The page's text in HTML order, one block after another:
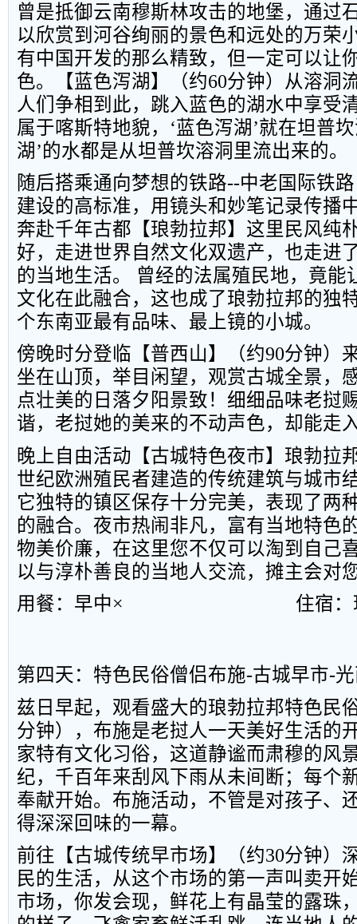
曾是抵御云南穆斯林攻击的地堡，通过
以欣赏到河谷绚丽的景色和远处的万荣
有中国开发的那么精致，但一定可以让
色。【蓝色泻湖】（约60分钟）从溶洞
人们争相到此，跳入蓝色的湖水中享受
属于喀斯特地貌，‘蓝色泻湖’就在坦普
湖’的水都是从坦普坎溶洞里流出来的。
随后搭乘通向梦想的铁路--中老国际铁
建设的高标准，用镜头和妙笔记录传播
奔赴千年古都【琅勃拉邦】这里民风纯
好，走进世界自然文化双遗产，也走进
的当地生活。 曾经的法属殖民地，竟能
文化在此融合，这也成了琅勃拉邦的独
个东南亚最有品味、最上镜的小城。
傍晚时分登临【普西山】（约90分钟）
坐在山顶，举目闲望，观赏古城全景，
点壮美的日落夕阳景致！细细品味老挝
谐，老挝她的美来的不动声色，却能走
晚上自由活动【古城特色夜市】琅勃拉
世纪欧洲殖民者建造的传统建筑与城市
它独特的镇区保存十分完美，表现了两
的融合。夜市热闹非凡，富有当地特色
物美价廉，在这里您不仅可以淘到自己
以与淳朴善良的当地人交流，摊主会对
用餐：早中×
住宿
第四天：特色民俗僧侣布施-古城早市-
兹日早起，观看盛大的琅勃拉邦特色民
分钟），布施是老挝人一天美好生活的
家特有文化习俗，这道静谧而肃穆的风
纪，千百年来刮风下雨从未间断；每个
奉献开始。布施活动，不管是对孩子、
得深深回味的一幕。
前往【古城传统早市场】（约30分钟）
民的生活，从这个市场的第一声叫卖开
市场，你发会现，鲜花上有晶莹的露珠